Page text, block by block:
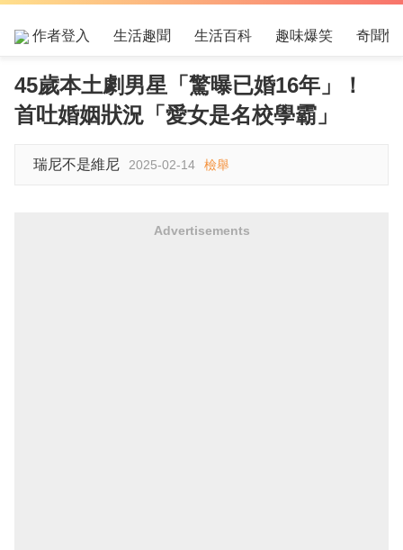
作者登入 生活趣聞 生活百科 趣味爆笑 奇聞怪
45歲本土劇男星「驚曝已婚16年」！
首吐婚姻狀況「愛女是名校學霸」
瑞尼不是維尼 2025-02-14 檢舉
Advertisements